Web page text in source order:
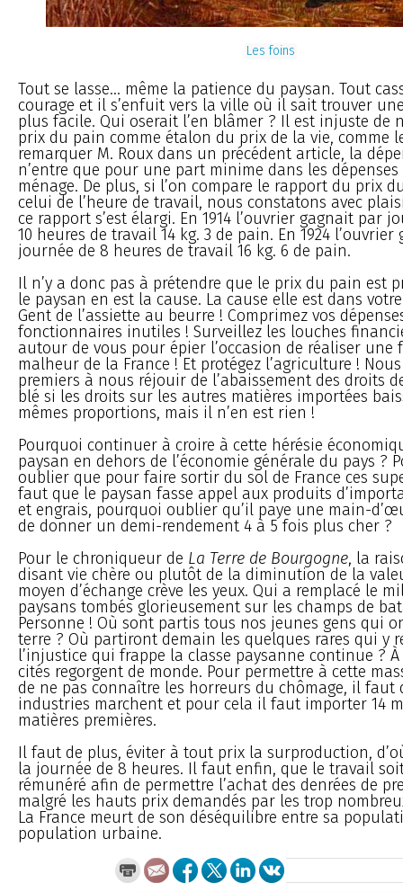
Les foins
Tout se lasse... même la patience du paysan. Tout
courage et il s’enfuit vers la ville où il sait trouver
plus facile. Qui oserait l’en blâmer ? Il est injuste de
prix du pain comme étalon du prix de la vie, comme
remarquer M. Roux dans un précédent article, la
n’entre que pour une part minime dans les
ménage. De plus, si l’on compare le rapport du prix
celui de l’heure de travail, nous constatons avec
ce rapport s’est élargi. En 1914 l’ouvrier gagnait par
10 heures de travail 14 kg. 3 de pain. En 1924 l’ouvrier
journée de 8 heures de travail 16 kg. 6 de pain.
Il n’y a donc pas à prétendre que le prix du pain est
le paysan en est la cause. La cause elle est dans
Gent de l’assiette au beurre ! Comprimez vos
fonctionnaires inutiles ! Surveillez les louches
autour de vous pour épier l’occasion de réaliser une
malheur de la France ! Et protégez l’agriculture !
premiers à nous réjouir de l’abaissement des droits
blé si les droits sur les autres matières importées
mêmes proportions, mais il n’en est rien !
Pourquoi continuer à croire à cette hérésie
paysan en dehors de l’économie générale du pays ?
oublier que pour faire sortir du sol de France ces
faut que le paysan fasse appel aux produits
et engrais, pourquoi oublier qu’il paye une main-
de donner un demi-rendement 4 à 5 fois plus cher ?
Pour le chroniqueur de La Terre de Bourgogne, la
disant vie chère ou plutôt de la diminution de la
moyen d’échange crève les yeux. Qui a remplacé le
paysans tombés glorieusement sur les champs de
Personne ! Où sont partis tous nos jeunes gens qui
terre ? Où partiront demain les quelques rares qui y
l’injustice qui frappe la classe paysanne continue ?
cités regorgent de monde. Pour permettre à cette
de ne pas connaître les horreurs du chômage, il faut
industries marchent et pour cela il faut importer 14
matières premières.
Il faut de plus, éviter à tout prix la surproduction,
la journée de 8 heures. Il faut enfin, que le travail
rémunéré afin de permettre l’achat des denrées de
malgré les hauts prix demandés par les trop
La France meurt de son déséquilibre entre sa
population urbaine.